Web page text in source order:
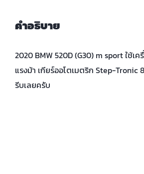
คำอธิบาย
2020 BMW 520D (G30) m sport ใช้
แรงม้า เกียร์ออโตเมตริก Step-
รีบเลยครับ